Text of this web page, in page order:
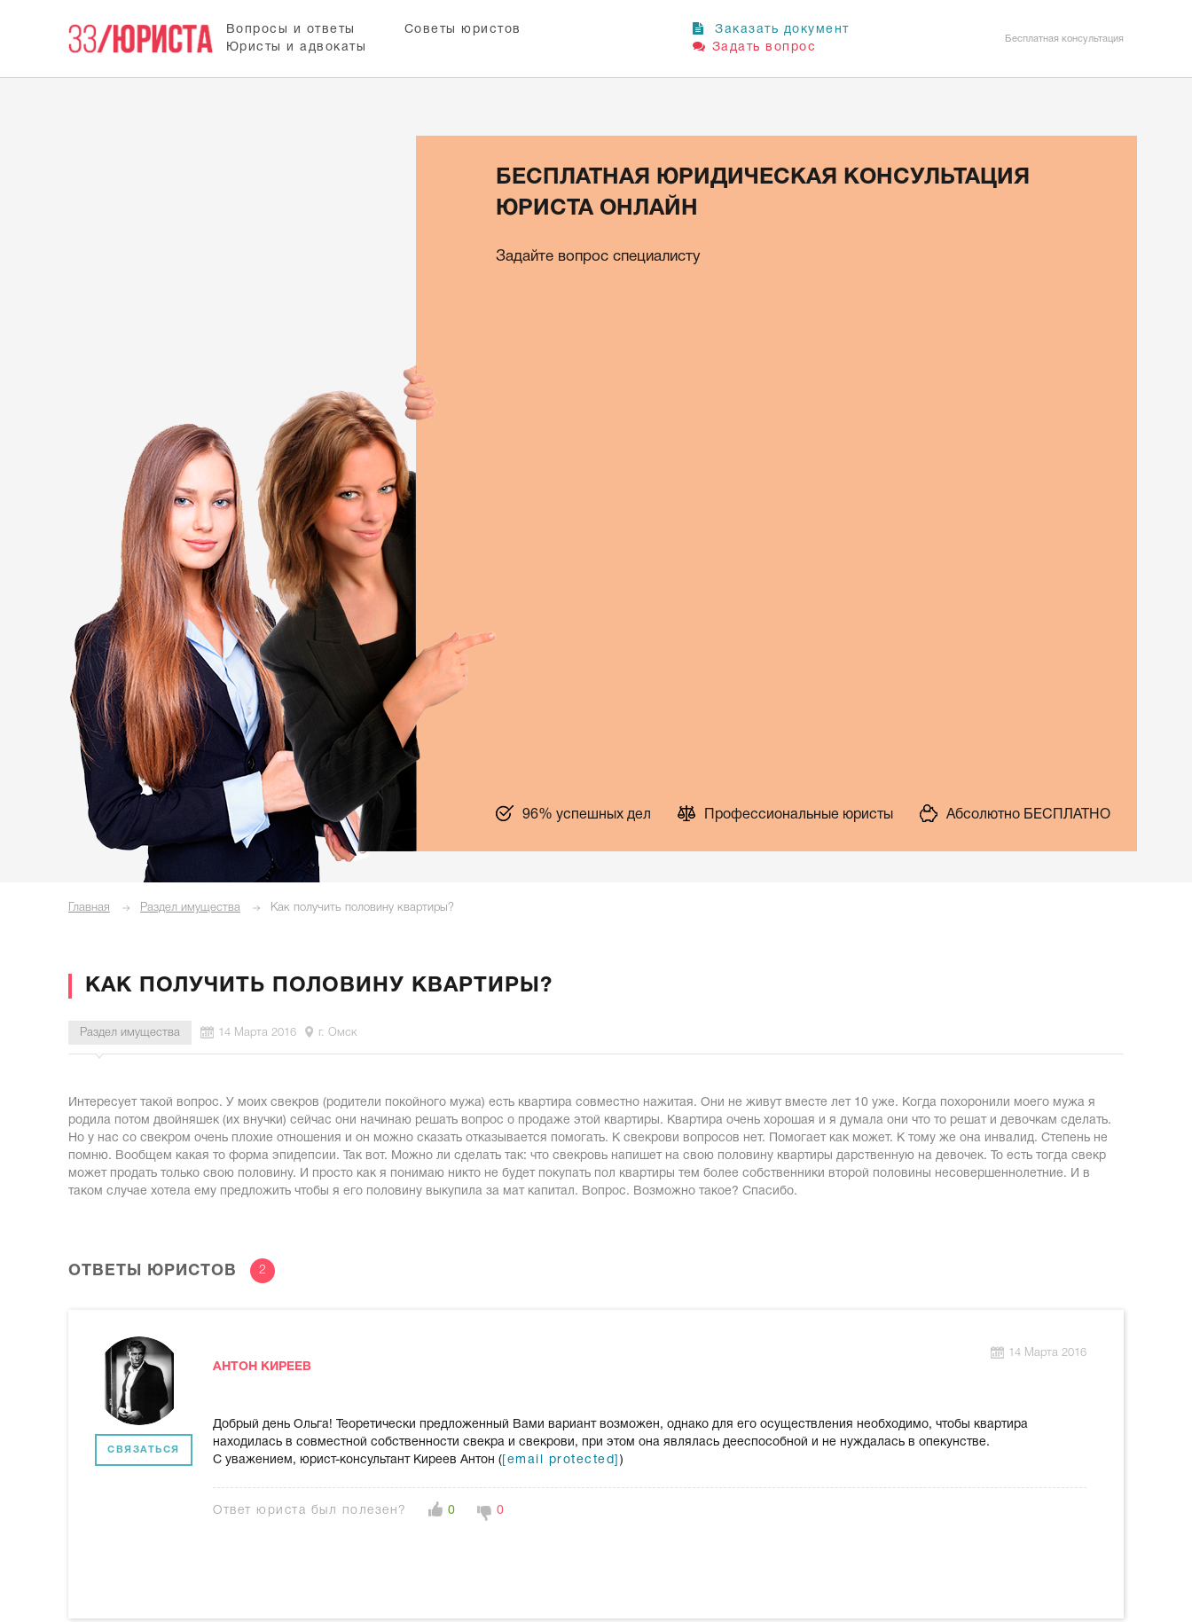
Вопросы и ответы
Советы юристов
Юристы и адвокаты
Заказать документ
Задать вопрос
Бесплатная консультация
БЕСПЛАТНАЯ ЮРИДИЧЕСКАЯ КОНСУЛЬТАЦИЯ
ЮРИСТА ОНЛАЙН
Задайте вопрос специалисту
96% успешных дел Профессиональные юристы Абсолютно БЕСПЛАТНО
Главная Раздел имущества Как получить половину квартиры?
КАК ПОЛУЧИТЬ ПОЛОВИНУ КВАРТИРЫ?
Раздел имущества 14 Марта 2016 г. Омск
Интересует такой вопрос. У моих свекров (родители покойного мужа) есть квартира совместно нажитая. Они не живут вместе лет 10 уже. Когда похоронили моего мужа я
родила потом двойняшек (их внучки) сейчас они начинаю решать вопрос о продаже этой квартиры. Квартира очень хорошая и я думала они что то решат и девочкам сделать.
Но у нас со свекром очень плохие отношения и он можно сказать отказывается помогать. К свекрови вопросов нет. Помогает как может. К тому же она инвалид. Степень не
помню. Вообщем какая то форма эпидепсии. Так вот. Можно ли сделать так: что свекровь напишет на свою половину квартиры дарственную на девочек. То есть тогда свекр
может продать только свою половину. И просто как я понимаю никто не будет покупать пол квартиры тем более собственники второй половины несовершеннолетние. И в
таком случае хотела ему предложить чтобы я его половину выкупила за мат капитал. Вопрос. Возможно такое? Спасибо.
ОТВЕТЫ ЮРИСТОВ 2
СВЯЗАТЬСЯ
АНТОН КИРЕЕВ
14 Марта 2016
Добрый день Ольга! Теоретически предложенный Вами вариант возможен, однако для его осуществления необходимо, чтобы квартира
находилась в совместной собственности свекра и свекрови, при этом она являлась дееспособной и не нуждалась в опекунстве.
С уважением, юрист-консультант Киреев Антон ( [email protected] )
Ответ юриста был полезен? 0 0